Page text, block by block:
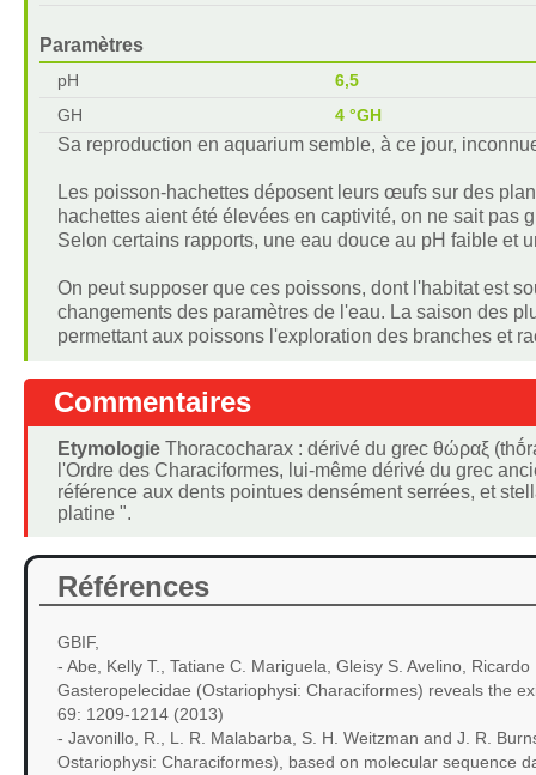
Paramètres
pH
6,5
GH
4 °GH
Sa reproduction en aquarium semble, à ce jour,
Les poisson-hachettes déposent leurs œufs sur des
hachettes aient été élevées en captivité, on ne sait pas
Selon certains rapports, une eau douce au pH faible et
On peut supposer que ces poissons, dont l'habitat est
changements des paramètres de l'eau. La saison des
permettant aux poissons l'exploration des branches et
Commentaires
EtymologieThoracocharax : dérivé du grec θώραξ
l'Ordre des Characiformes, lui-même dérivé du grec
référence aux dents pointues densément serrées, et
platine ".
Références
GBIF,
- Abe, Kelly T., Tatiane C. Mariguela, Gleisy S. Avelino,
Gasteropelecidae (Ostariophysi: Characiformes) reveals the
69: 1209-1214 (2013)
- Javonillo, R., L. R. Malabarba, S. H. Weitzman and J. R.
Ostariophysi: Characiformes), based on molecular sequence